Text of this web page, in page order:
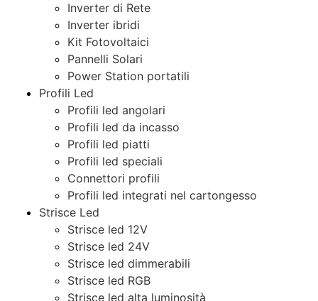
Inverter di Rete
Inverter ibridi
Kit Fotovoltaici
Pannelli Solari
Power Station portatili
Profili Led
Profili led angolari
Profili led da incasso
Profili led piatti
Profili led speciali
Connettori profili
Profili led integrati nel cartongesso
Strisce Led
Strisce led 12V
Strisce led 24V
Strisce led dimmerabili
Strisce led RGB
Strisce led alta luminosità